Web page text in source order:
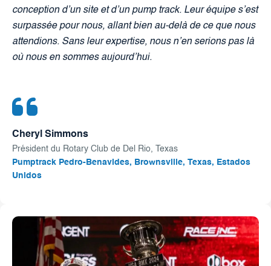
Cheryl Simmons
Président du Rotary Club de Del Rio, Texas
Pumptrack Pedro-Benavides, Brownsville, Texas, Estados
Unidos
conception d’un site et d’un pump track. Leur équipe s’est
surpassée pour nous, allant bien au-delà de ce que nous
attendions. Sans leur expertise, nous n’en serions pas là
où nous en sommes aujourd’hui.